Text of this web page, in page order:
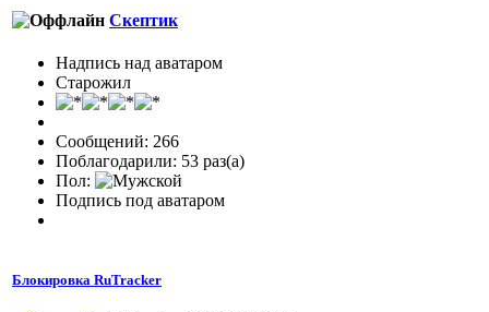
Скептик
Надпись над аватаром
Старожил
Сообщений: 266
Поблагодарили: 53 раз(а)
Пол:
Подпись под аватаром
Блокировка RuTracker